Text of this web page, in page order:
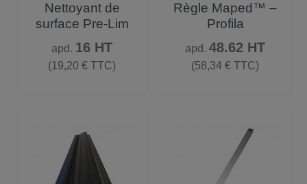
Nettoyant de
surface Pre-Lim
apd. Prix
16 HT
(19,20 € TTC)
Règle Maped™ –
Profila
apd. Prix
48.62 HT
(58,34 € TTC)